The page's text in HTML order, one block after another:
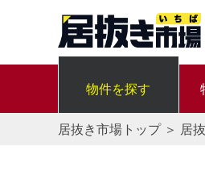
物件を探す
居抜き市場トップ＞ 居